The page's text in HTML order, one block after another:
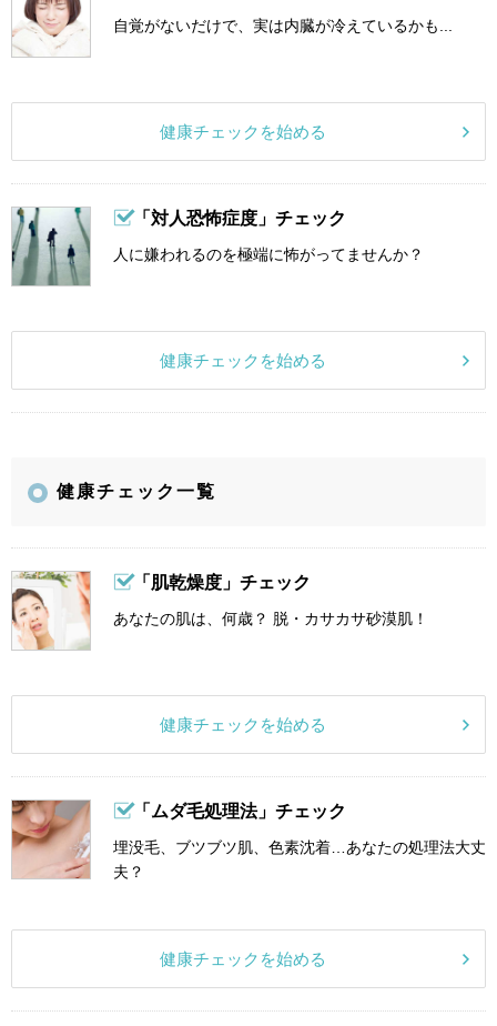
自覚がないだけで、実は内臓が冷えているかも...
健康チェックを始める
「対人恐怖症度」チェック
人に嫌われるのを極端に怖がってませんか？
健康チェックを始める
健康チェック一覧
「肌乾燥度」チェック
あなたの肌は、何歳？ 脱・カサカサ砂漠肌！
健康チェックを始める
「ムダ毛処理法」チェック
埋没毛、ブツブツ肌、色素沈着…あなたの処理法大丈
夫？
健康チェックを始める